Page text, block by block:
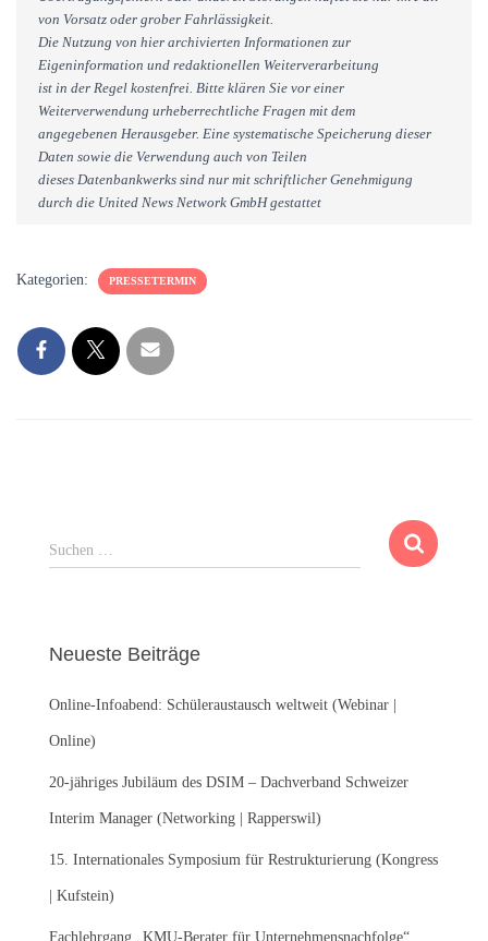
von Vorsatz oder grober Fahrlässigkeit.
Die Nutzung von hier archivierten Informationen zur
Eigeninformation und redaktionellen Weiterverarbeitung
ist in der Regel kostenfrei. Bitte klären Sie vor einer
Weiterverwendung urheberrechtliche Fragen mit dem
angegebenen Herausgeber. Eine systematische Speicherung dieser
Daten sowie die Verwendung auch von Teilen
dieses Datenbankwerks sind nur mit schriftlicher Genehmigung
durch die United News Network GmbH gestattet
Kategorien: PRESSETERMIN
S
u
n
a
c
:
Suchen …
Neueste Beiträge
Online-Infoabend: Schüleraustausch weltweit (Webinar |
Online)
20-jähriges Jubiläum des DSIM – Dachverband Schweizer
Interim Manager (Networking | Rapperswil)
15. Internationales Symposium für Restrukturierung (Kongress
| Kufstein)
Fachlehrgang „KMU-Berater für Unternehmensnachfolge“